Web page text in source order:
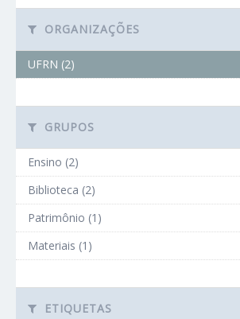
ORGANIZAÇÕES
UFRN (2)
GRUPOS
Ensino (2)
Biblioteca (2)
Patrimônio (1)
Materiais (1)
ETIQUETAS